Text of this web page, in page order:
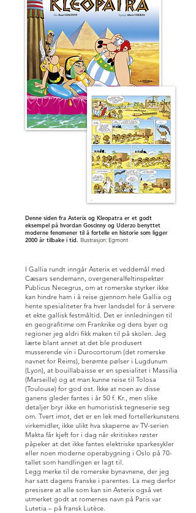
Denne siden fra Asterix og Kleopatra er et godt
eksempel på hvordan Goscinny og Uderzo benyttet
moderne fenomener til å fortelle en historie som ligger
2000 år tilbake i tid. Illustrasjon: Egmont
I Gallia rundt inngår Asterix et veddemål med
Cæsars sendemann, overgeneralfeltinspektør
Publicus Necegrus, om at romerske styrker ikke
kan hindre ham i å reise gjennom hele Gallia og
hente spesialiteter fra hver landsdel for å servere
et ekte gallisk festmåltid. Det er innledningen til
en geografitime om Frankrike og dens byer og
regioner jeg aldri fikk maken til på skolen. Jeg
lærte blant annet at det ble produsert
musserende vin i Durocortorum (det romerske
navnet for Reims), berømte pølser i Lugdunum
(Lyon), at bouillabaisse er en spesialitet i Massilia
(Marseille) og at man kunne reise til Tolosa
(Toulouse) for god ost. Ikke at noen av disse
ganens gleder fantes i år 50 f. Kr., men slike
detaljer bryr ikke en humoristisk tegneserie seg
om. Tvert imot, det er en lek med fortellerkunstens
virkemidler, ikke ulikt hva skaperne av TV-serien
Makta får kjeft for i dag når «kritiske» røster
påpeker at det ikke fantes elektriske sparkesykler
eller noen moderne operabygning i Oslo på 70-
tallet som handlingen er lagt til.
Legg merke til de romerske bynavnene, der jeg
har satt dagens franske i parentes. La meg derfor
presisere at alle som kan sin Asterix også vet
utmerket godt at romernes navn på Paris var
Lutetia – på fransk Lutèce.